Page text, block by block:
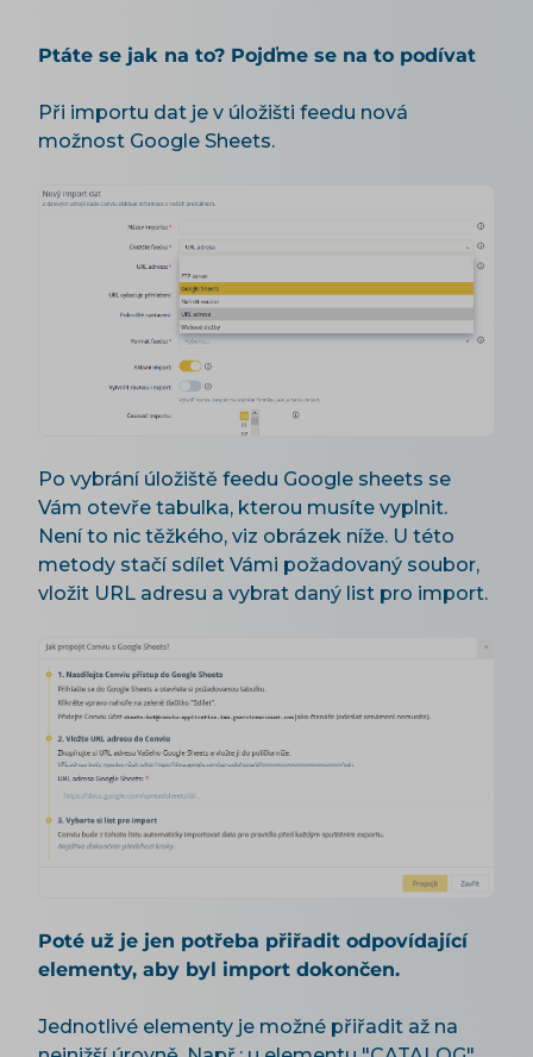
Ptáte se jak na to? Pojďme se na to podívat
Při importu dat je v úložišti feedu nová
možnost Google Sheets.
Po vybrání úložiště feedu Google sheets se
Vám otevře tabulka, kterou musíte vyplnit.
Není to nic těžkého, viz obrázek níže. U této
metody stačí sdílet Vámi požadovaný soubor,
vložit URL adresu a vybrat daný list pro import.
Poté už je jen potřeba přiřadit odpovídající
elementy, aby byl import dokončen.
Jednotlivé elementy je možné přiřadit až na